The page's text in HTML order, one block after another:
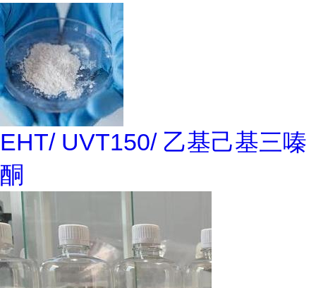
EHT/ UVT150/ 乙基己基三嗪
酮